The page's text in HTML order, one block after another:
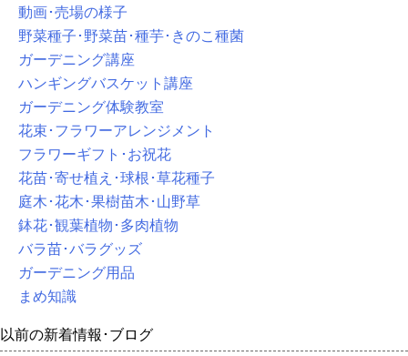
動画･売場の様子
野菜種子･野菜苗･種芋･きのこ種菌
ガーデニング講座
ハンギングバスケット講座
ガーデニング体験教室
花束･フラワーアレンジメント
フラワーギフト･お祝花
花苗･寄せ植え･球根･草花種子
庭木･花木･果樹苗木･山野草
鉢花･観葉植物･多肉植物
バラ苗･バラグッズ
ガーデニング用品
まめ知識
以前の新着情報･ブログ